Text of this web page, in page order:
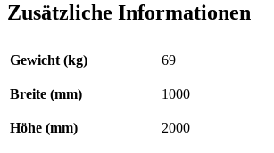
verzinkt
Zusätzliche Informationen
Gewicht (kg) 69
Breite (mm) 1000
Höhe (mm) 2000